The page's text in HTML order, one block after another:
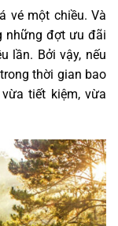
vé một chiều. Và
những đợt ưu đãi
lần. Bởi vậy, nếu
thời gian bao
tiết kiệm, vừa